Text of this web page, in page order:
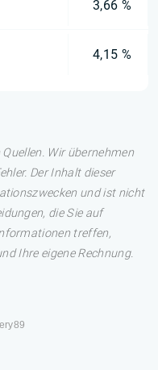
3,66 %
4,15 %
Wir übernehmen
Der Inhalt dieser
und ist nicht
die Sie auf
treffen,
Ihre eigene Rechnung.